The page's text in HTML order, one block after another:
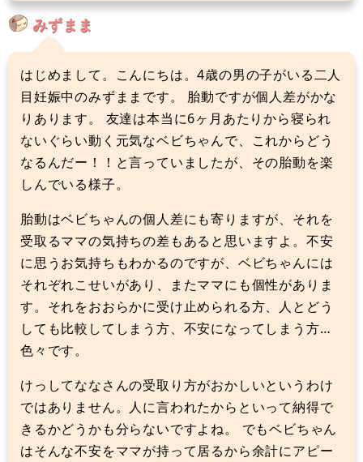
みずまま
はじめまして。こんにちは。4歳の男の子がいる二人
目妊娠中のみずままです。 胎動ですが個人差がかな
りあります。 友達は本当に6ヶ月あたりから寝られ
ないぐらい動く元気なベビちゃんで、これからどう
なるんだー！！と言っていましたが、その胎動を楽
しんでいる様子。
胎動はベビちゃんの個人差にも寄りますが、それを
受取るママの気持ちの差もあると思いますよ。不安
に思うお気持ちもわかるのですが、ベビちゃんには
それぞれこせいがあり、またママにも個性がありま
す。それをおおらかに受け止められる方、人とどう
しても比較してしまう方、不安になってしまう方…
色々です。
けっしてななさんの受取り方がおかしいというわけ
ではありません。人に言われたからといって納得で
きるかどうかも分らないですよね。 でもベビちゃん
はそんな不安をママが持って居るから余計にアピー